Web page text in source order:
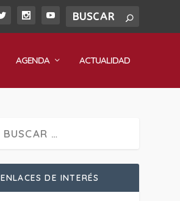
AGENDA ACTUALIDAD
ENLACES DE INTERÉS